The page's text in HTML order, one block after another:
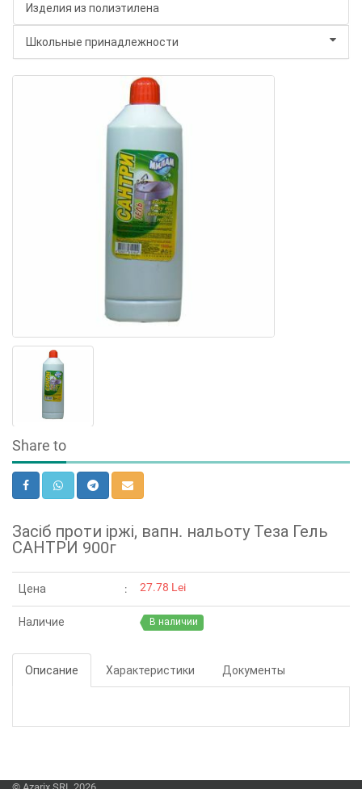
Изделия из полиэтилена
Школьные принадлежности
Share to
Засіб проти іржі, вапн. нальоту Теза Гель
САНТРИ 900г
Цена 27.78 Lei
Наличие В наличии
Описание Характеристики Документы